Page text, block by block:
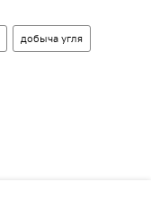
добыча угля